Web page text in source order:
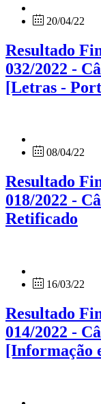
20/04/22
Resultado
032/2022 -
[Letras -
08/04/22
Resultado
018/2022 -
Retificado
16/03/22
Resultado
014/2022 -
[Informação